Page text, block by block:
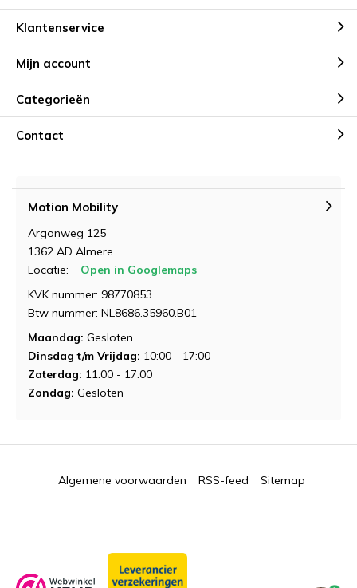
Klantenservice
Mijn account
Categorieën
Contact
Motion Mobility
Argonweg 125
1362 AD Almere
Locatie:
Open in Googlemaps
KVK nummer: 98770853
Btw nummer: NL8686.35960.B01
Maandag: Gesloten
Dinsdag t/m Vrijdag: 10:00 - 17:00
Zaterdag: 11:00 - 17:00
Zondag: Gesloten
Algemene voorwaarden RSS-feed Sitemap